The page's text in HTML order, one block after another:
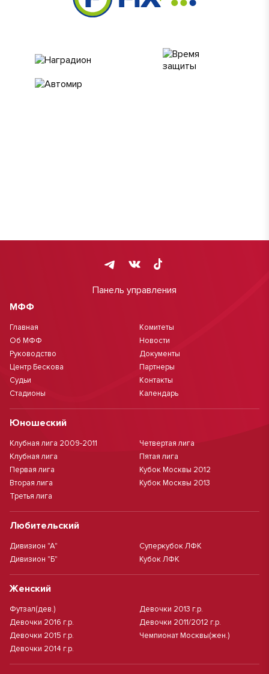
Панель управления
МФФ
Главная
Об МФФ
Руководство
Центр Бескова
Судьи
Стадионы
Комитеты
Новости
Документы
Партнеры
Контакты
Календарь
Юношеский
Клубная лига 2009-2011
Клубная лига
Первая лига
Вторая лига
Третья лига
Четвертая лига
Пятая лига
Кубок Москвы 2012
Кубок Москвы 2013
Любительский
Дивизион "А"
Дивизион "Б"
Суперкубок ЛФК
Кубок ЛФК
Женский
Футзал(дев.)
Девочки 2016 г.р.
Девочки 2015 г.р.
Девочки 2014 г.р.
Девочки 2013 г.р.
Девочки 2011/2012 г.р.
Чемпионат Москвы(жен.)